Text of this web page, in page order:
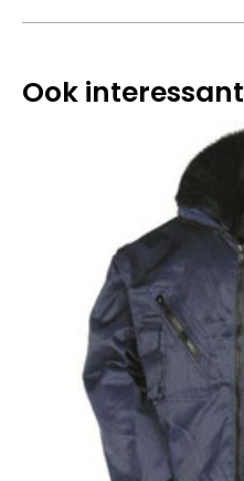
Ook interessant